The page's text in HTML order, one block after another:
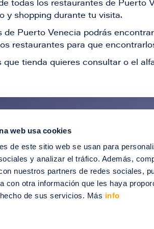
web usa cookies
de este sitio web se usan para
y analizar el tráfico. Además,
nuestros partners de redes sociales,
con otra información que les haya
de sus servicios. Más info
todas los restaurantes de Puerto
y shopping durante tu visita.
Puerto Venecia podrás
restaurantes para que
tienda quieres consultar o el
¡Entérate de
para recibir ofertas